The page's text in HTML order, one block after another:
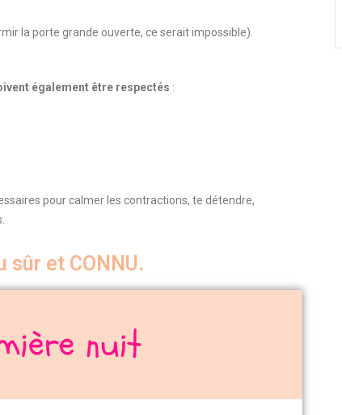
la porte grande ouverte, ce serait impossible).
également être respectés :
pour calmer les contractions, te détendre,
sûr et CONNU.